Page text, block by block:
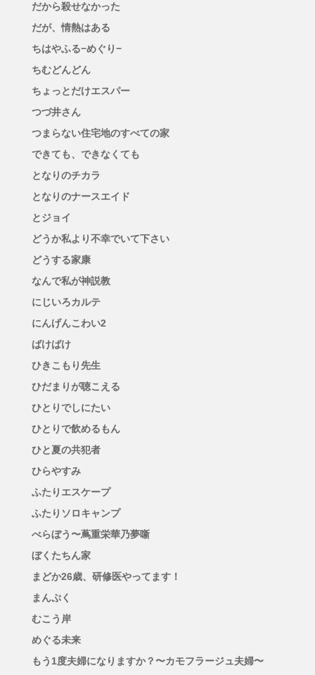
だから殺せなかった
だが、情熱はある
ちはやふる−めぐり−
ちむどんどん
ちょっとだけエスパー
つづ井さん
つまらない住宅地のすべての家
できても、できなくても
となりのチカラ
となりのナースエイド
とジョイ
どうか私より不幸でいて下さい
どうする家康
なんで私が神説教
にじいろカルテ
にんげんこわい2
ばけばけ
ひきこもり先生
ひだまりが聴こえる
ひとりでしにたい
ひとりで飲めるもん
ひと夏の共犯者
ひらやすみ
ふたりエスケープ
ふたりソロキャンプ
べらぼう〜蔦重栄華乃夢噺
ぼくたちん家
まどか26歳、研修医やってます！
まんぷく
むこう岸
めぐる未来
もう1度夫婦になりますか？〜カモフラージュ夫婦〜